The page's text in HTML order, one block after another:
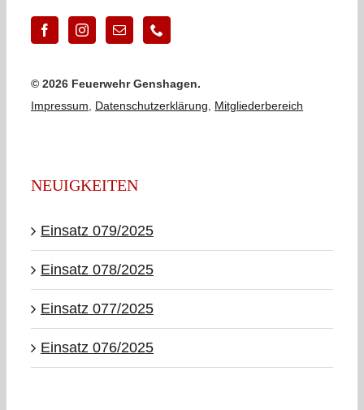
© 2026 Feuerwehr Genshagen.
Impressum
Datenschutzerklärung Mitgliederbereich
NEUIGKEITEN
Einsatz 079/2025
Einsatz 078/2025
Einsatz 077/2025
Einsatz 076/2025